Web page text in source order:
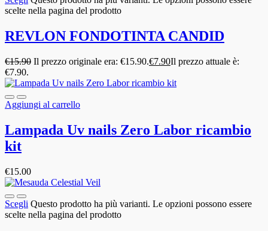
scelte nella pagina del prodotto
REVLON FONDOTINTA CANDID
€15.90 Il prezzo originale era: €15.90.€7.90Il prezzo attuale è:
€7.90.
Aggiungi al carrello
Lampada Uv nails Zero Labor ricambio
kit
€15.00
Scegli Questo prodotto ha più varianti. Le opzioni possono essere
scelte nella pagina del prodotto